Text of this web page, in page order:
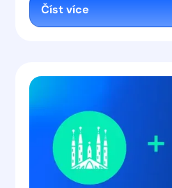
Číst více